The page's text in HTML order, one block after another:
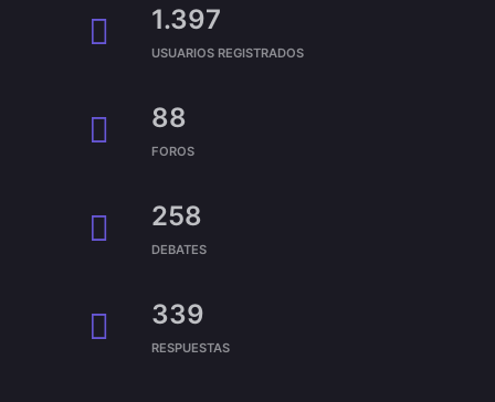
1.397
USUARIOS REGISTRADOS
88
FOROS
258
DEBATES
339
RESPUESTAS